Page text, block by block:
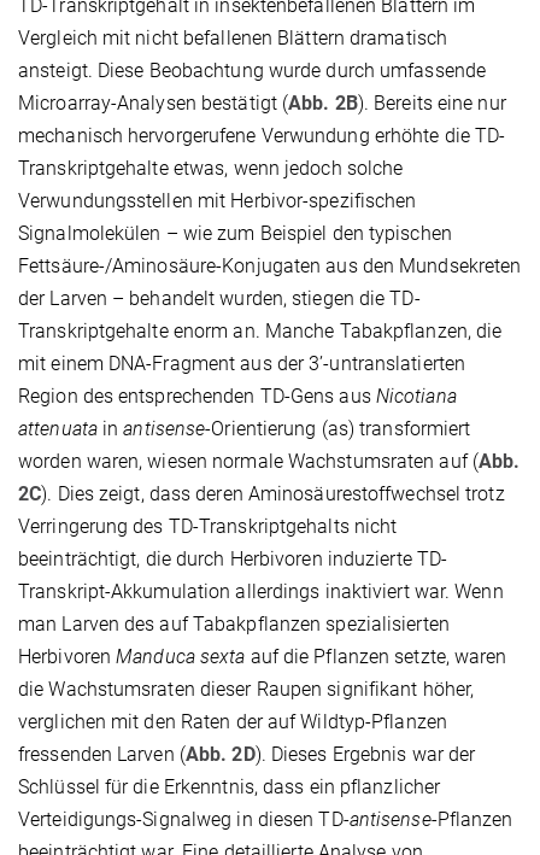
TD-Transkriptgehalt in insektenbefallenen Blättern im
Vergleich mit nicht befallenen Blättern dramatisch
ansteigt. Diese Beobachtung wurde durch umfassende
Microarray-Analysen bestätigt (Abb. 2B). Bereits eine nur
mechanisch hervorgerufene Verwundung erhöhte die TD-
Transkriptgehalte etwas, wenn jedoch solche
Verwundungsstellen mit Herbivor-spezifischen
Signalmolekülen – wie zum Beispiel den typischen
Fettsäure-/Aminosäure-Konjugaten aus den Mundsekreten
der Larven – behandelt wurden, stiegen die TD-
Transkriptgehalte enorm an. Manche Tabakpflanzen, die
mit einem DNA-Fragment aus der 3’-untranslatierten
Region des entsprechenden TD-Gens aus Nicotiana
attenuatainantisense-Orientierung (as) transformiert
worden waren, wiesen normale Wachstumsraten auf (Abb.
2C). Dies zeigt, dass deren Aminosäurestoffwechsel trotz
Verringerung des TD-Transkriptgehalts nicht
beeinträchtigt, die durch Herbivoren induzierte TD-
Transkript-Akkumulation allerdings inaktiviert war. Wenn
man Larven des auf Tabakpflanzen spezialisierten
HerbivorenManduca sexta auf die Pflanzen setzte, waren
die Wachstumsraten dieser Raupen signifikant höher,
verglichen mit den Raten der auf Wildtyp-Pflanzen
fressenden Larven (Abb. 2D). Dieses Ergebnis war der
Schlüssel für die Erkenntnis, dass ein pflanzlicher
Verteidigungs-Signalweg in diesen TD-antisense-Pflanzen